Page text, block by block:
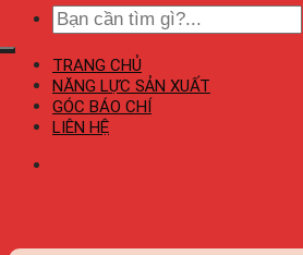
TRANG CHỦ
NĂNG LỰC SẢN XUẤT
GÓC BÁO CHÍ
LIÊN HỆ